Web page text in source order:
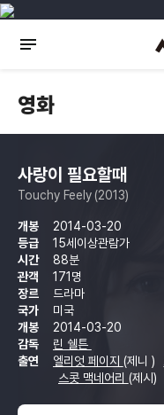
영화
사랑이 필요할때
Touchy Feely (2013)
개봉
2014-03-20
등급
15세이상관람가
시간
88분
관객
171명
장르
드라마
국가
미국
개봉
2014-03-20
감독
린 쉘튼
출연
엘리엇 페이지 (제니 )
스콧 맥네어리 (제시)